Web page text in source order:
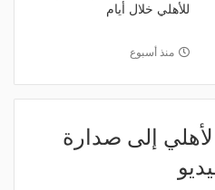
للأهلي خلال أيام
منذ أسبوع
الأهلي إلى صدارة